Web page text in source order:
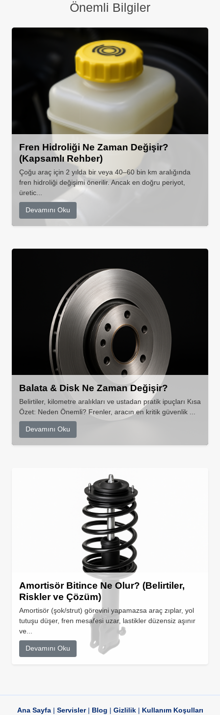
Önemli Bilgiler
Fren Hidroliği Ne Zaman Değişir?
(Kapsamlı Rehber)
Çoğu araç için 2 yılda bir veya 40–60 bin km aralığında
fren hidroliği değişimi önerilir. Ancak en doğru periyot,
üretic...
Devamını Oku
Balata & Disk Ne Zaman Değişir?
Belirtiler, kilometre aralıkları ve ustadan pratik ipuçları Kısa
Özet: Neden Önemli? Frenler, aracın en kritik güvenlik ...
Devamını Oku
Amortisör Bitince Ne Olur? (Belirtiler,
Riskler ve Çözüm)
Amortisör (şok/strut) görevini yapamazsa araç zıplar, yol
tutuşu düşer, fren mesafesi uzar, lastikler düzensiz aşınır
ve...
Devamını Oku
Ana Sayfa| Servisler| Blog | Gizlilik| Kullanım Koşulları